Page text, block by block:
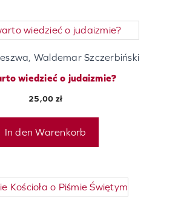
Waldemar Szczerbiński
wiedzieć o judaizmie?
25,00 zł
In den Warenkorb